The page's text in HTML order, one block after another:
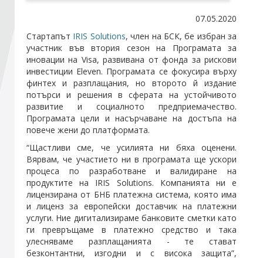
Абонирайте се!
07.05.2020
Стартапът IRIS Solutions, член на БСК, бе избран за
участник във втория сезон на Програмата за
иновации на Visa, развивана от фонда за рискови
инвестиции Eleven. Програмата се фокусира върху
финтех и разплащания, но второто й издание
потърси и решения в сферата на устойчивото
развитие и социалното предприемачество.
Програмата цели и насърчаване на достъпа на
повече жени до платформата.
“Щастливи сме, че усилията ни бяха оценени.
Вярвам, че участието ни в програмата ще ускори
процеса по разработване и валидиране на
продуктите на IRIS Solutions. Компанията ни е
лицензирана от БНБ платежна система, която има
и лиценз за европейски доставчик на платежни
услуги. Ние дигитализираме банковите сметки като
ги превръщаме в платежно средство и така
улесняваме разплащанията - те стават
безконтантни, изгодни и с висока защита”,